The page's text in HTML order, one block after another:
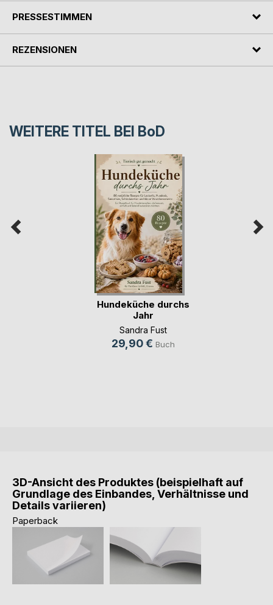
PRESSESTIMMEN
REZENSIONEN
WEITERE TITEL BEI BoD
Hundeküche durchs
Jahr
Sandra Fust
29,90 € Buch
3D-Ansicht des Produktes (beispielhaft auf
Grundlage des Einbandes, Verhältnisse und
Details variieren)
Paperback